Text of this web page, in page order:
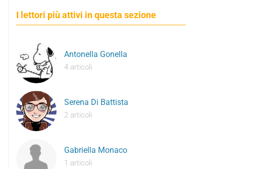
I lettori più attivi in questa sezione
Antonella Gonella
4 articoli
Serena Di Battista
2 articoli
Gabriella Monaco
1 articoli